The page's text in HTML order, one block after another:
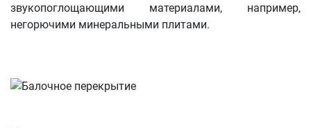
звукопоглощающими материалами, например,
негорючими минеральными плитами.